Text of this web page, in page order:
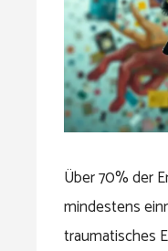
Über 70% der
mindestens
traumatisches